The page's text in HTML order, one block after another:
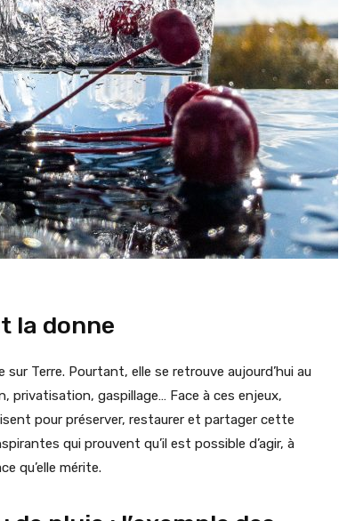
la donne
Terre. Pourtant, elle se retrouve aujourd’hui au
privatisation, gaspillage… Face à ces enjeux,
pour préserver, restaurer et partager cette
qui prouvent qu’il est possible d’agir, à
qu’elle mérite.